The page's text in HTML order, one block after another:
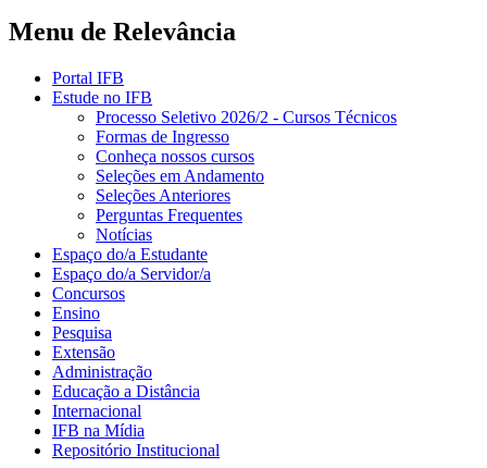
Menu de Relevância
Portal IFB
Estude no IFB
Processo Seletivo 2026/2 - Cursos Técnicos
Formas de Ingresso
Conheça nossos cursos
Seleções em Andamento
Seleções Anteriores
Perguntas Frequentes
Notícias
Espaço do/a Estudante
Espaço do/a Servidor/a
Concursos
Ensino
Pesquisa
Extensão
Administração
Educação a Distância
Internacional
IFB na Mídia
Repositório Institucional